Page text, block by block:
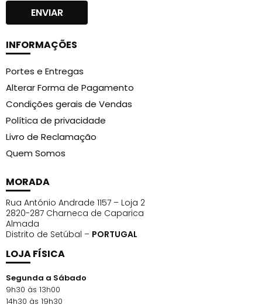
INFORMAÇÕES
Portes e Entregas
Alterar Forma de Pagamento
Condições gerais de Vendas
Política de privacidade
Livro de Reclamação
Quem Somos
MORADA
Rua António Andrade 1157 – Loja 2
2820-287 Charneca de Caparica
Almada
Distrito de Setúbal – PORTUGAL
LOJA FÍSICA
Segunda a Sábado
9h30 às 13h00
14h30 às 19h30